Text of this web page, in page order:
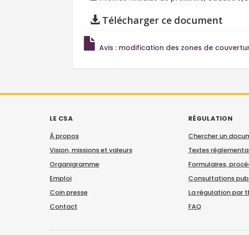
Télécharger ce document
Avis : modification des zones de
LE CSA
À propos
Vision, missions et valeurs
Organigramme
Emploi
Coin presse
Contact
RÉGULATION
Chercher un
Textes
Formulaires,
Consultations
La régulation par
FAQ